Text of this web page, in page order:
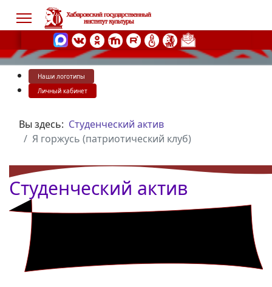
Наши логотипы
Личный кабинет
Вы здесь: Студенческий актив
Я горжусь (патриотический клуб)
Студенческий актив